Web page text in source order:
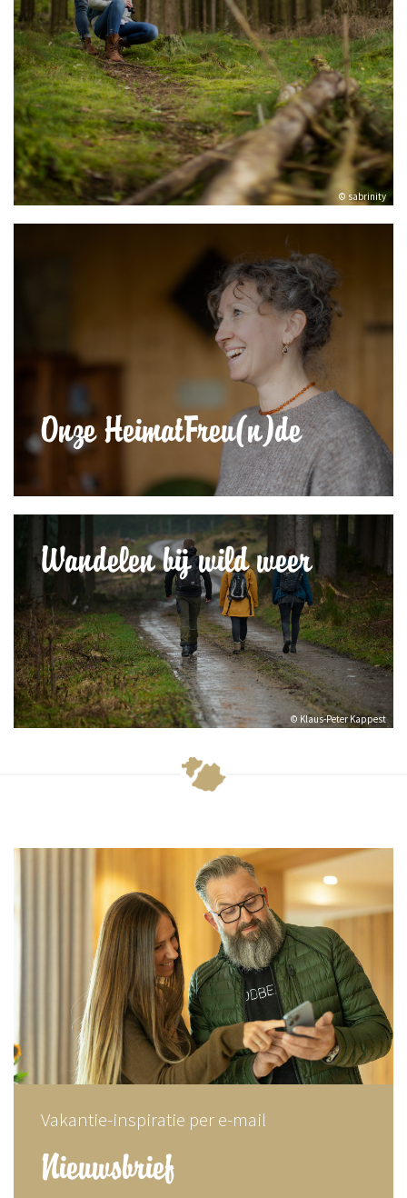
© sabrinity
Onze HeimatFreu(n)de
© Klaus-Peter Kappest
Wandelen bij wild weer
Nieuwsbrief
Vakantie-inspiratie per e-mail